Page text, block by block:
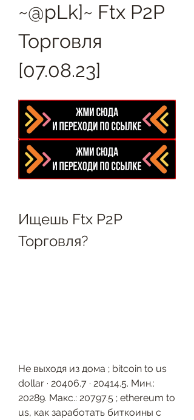
~@pLk]~ Ftx P2P
Торговля
[07.08.23]
Ищешь Ftx P2P
Торговля?
Не выходя из дома ; bitcoin to us
dollar · 20406.7 · 20414.5. Мин.:
20289. Макс.: 20797.5 ; ethereum to
us, как заработать биткоины с